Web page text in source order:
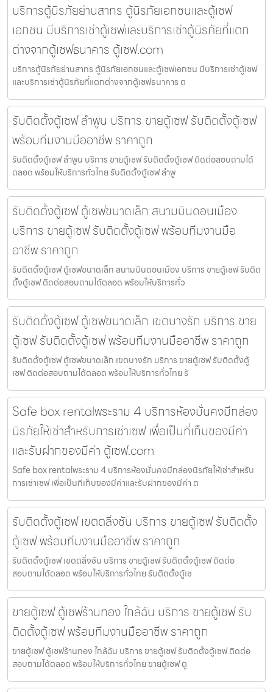
บริการตู้นิรภัยย่านสาทร ตู้นิรภัยเอกชนและตู้เซฟ
เอกชน มีบริการเช่าตู้เซฟและบริการเช่าตู้นิรภัยที่แตก
ต่างจากตู้เซฟธนาคาร ตู้เซฟ.com
บริการตู้นิรภัยย่านสาทร ตู้นิรภัยเอกชนและตู้เซฟเอกชน มีบริการเช่าตู้เซฟ
และบริการเช่าตู้นิรภัยที่แตกต่างจากตู้เซฟธนาคาร ต
รับติดตั้งตู้เซฟ ลำพูน บริการ ขายตู้เซฟ รับติดตั้งตู้เซฟ
พร้อมทีมงานมืออาชีพ ราคาถูก
รับติดตั้งตู้เซฟ ลำพูน บริการ ขายตู้เซฟ รับติดตั้งตู้เซฟ ติดต่อสอบถามได้
ตลอด พร้อมให้บริการทั่วไทย รับติดตั้งตู้เซฟ ลำพู
รับติดตั้งตู้เซฟ ตู้เซฟขนาดเล็ก สนามบินดอนเมือง
บริการ ขายตู้เซฟ รับติดตั้งตู้เซฟ พร้อมทีมงานมือ
อาชีพ ราคาถูก
รับติดตั้งตู้เซฟ ตู้เซฟขนาดเล็ก สนามบินดอนเมือง บริการ ขายตู้เซฟ รับติด
ตั้งตู้เซฟ ติดต่อสอบถามได้ตลอด พร้อมให้บริการทั่ว
รับติดตั้งตู้เซฟ ตู้เซฟขนาดเล็ก เขตบางรัก บริการ ขาย
ตู้เซฟ รับติดตั้งตู้เซฟ พร้อมทีมงานมืออาชีพ ราคาถูก
รับติดตั้งตู้เซฟ ตู้เซฟขนาดเล็ก เขตบางรัก บริการ ขายตู้เซฟ รับติดตั้งตู้
เซฟ ติดต่อสอบถามได้ตลอด พร้อมให้บริการทั่วไทย รั
Safe box rentalพระราม 4 บริการห้องมั่นคงมีกล่อง
นิรภัยให้เช่าสำหรับการเช่าเซฟ เพื่อเป็นที่เก็บของมีค่า
และรับฝากของมีค่า ตู้เซฟ.com
Safe box rentalพระราม 4 บริการห้องมั่นคงมีกล่องนิรภัยให้เช่าสำหรับ
การเช่าเซฟ เพื่อเป็นที่เก็บของมีค่าและรับฝากของมีค่า ต
รับติดตั้งตู้เซฟ เขตตลิ่งชัน บริการ ขายตู้เซฟ รับติดตั้ง
ตู้เซฟ พร้อมทีมงานมืออาชีพ ราคาถูก
รับติดตั้งตู้เซฟ เขตตลิ่งชัน บริการ ขายตู้เซฟ รับติดตั้งตู้เซฟ ติดต่อ
สอบถามได้ตลอด พร้อมให้บริการทั่วไทย รับติดตั้งตู้เซ
ขายตู้เซฟ ตู้เซฟร้านทอง ใกล้ฉัน บริการ ขายตู้เซฟ รับ
ติดตั้งตู้เซฟ พร้อมทีมงานมืออาชีพ ราคาถูก
ขายตู้เซฟ ตู้เซฟร้านทอง ใกล้ฉัน บริการ ขายตู้เซฟ รับติดตั้งตู้เซฟ ติดต่อ
สอบถามได้ตลอด พร้อมให้บริการทั่วไทย ขายตู้เซฟ ตู